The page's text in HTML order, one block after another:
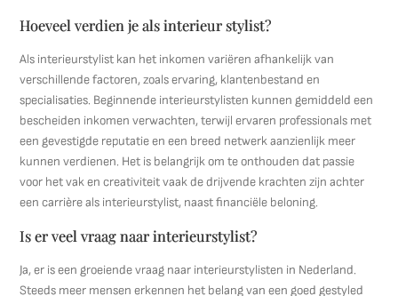
Hoeveel verdien je als interieur stylist?
Als interieurstylist kan het inkomen variëren afhankelijk van
verschillende factoren, zoals ervaring, klantenbestand en
specialisaties. Beginnende interieurstylisten kunnen gemiddeld een
bescheiden inkomen verwachten, terwijl ervaren professionals met
een gevestigde reputatie en een breed netwerk aanzienlijk meer
kunnen verdienen. Het is belangrijk om te onthouden dat passie
voor het vak en creativiteit vaak de drijvende krachten zijn achter
een carrière als interieurstylist, naast financiële beloning.
Is er veel vraag naar interieurstylist?
Ja, er is een groeiende vraag naar interieurstylisten in Nederland.
Steeds meer mensen erkennen het belang van een goed gestyled